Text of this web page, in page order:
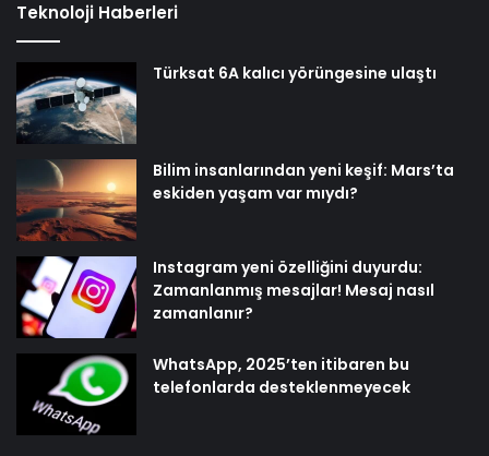
Teknoloji Haberleri
Türksat 6A kalıcı yörüngesine ulaştı
Bilim insanlarından yeni keşif: Mars’ta
eskiden yaşam var mıydı?
Instagram yeni özelliğini duyurdu:
Zamanlanmış mesajlar! Mesaj nasıl
zamanlanır?
WhatsApp, 2025’ten itibaren bu
telefonlarda desteklenmeyecek